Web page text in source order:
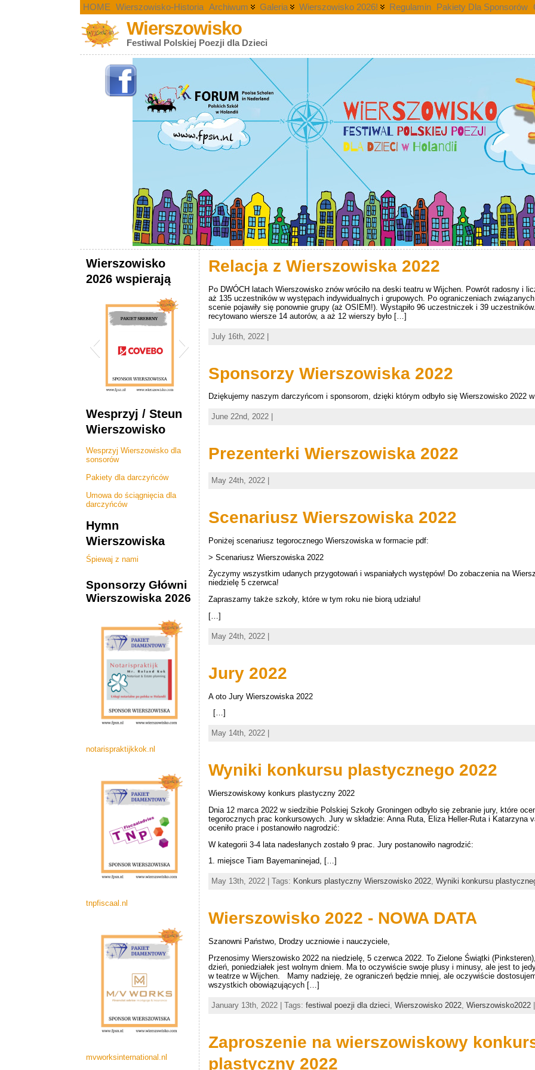
HOME Wierszowisko-Historia Archiwum Galeria Wierszowisko 2026! Regulamin Pakiety Dla Sponsorów
Wierszowisko
Festiwal Polskiej Poezji dla Dzieci
Wierszowisko
2026 wspierają
2026 Wierszowisko
Sponsor COVEBO
DE Hypotheek Shop
Tilburg
Efaktura.nl
JandB polskie
hurtownie
Ag Handamde
Rainbow Kids Animator
Sinnoh shop
Graphical Stroke
ABC Nederlands
Nova bouw knebel B.V.
Poolse Gezinnen
AB Midden Nederland
Notarispraktijk Mr.
Roland Kok
PSK bestratingen en
tuinaanleg
2026 Wierszowisko -
Zostań Sponsorem
TNP Fiscaal
M/V Works
Magdalena - Dental
Serce Polski
Wesprzyj / Steun
Wierszowisko
Wesprzyj Wierszowisko dla
sonsorów
Pakiety dla darczyńców
Umowa do ściągnięcia dla
darczyńców
Hymn
Wierszowiska
Śpiewaj z nami
Sponsorzy Główni
Wierszowiska 2026
notarispraktijkkok.nl
tnpfiscaal.nl
mvworksinternational.nl
Relacja z Wierszowiska 2022
Po DWÓCH latach Wierszowisko znów wróciło na deski teatru w Wijchen. Powrót radosny i
aż 135 uczestników w występach indywidualnych i grupowych. Po ograniczeniach
scenie pojawiły się ponownie grupy (aż OSIEM!). Wystąpiło 96 uczestniczek i 39
recytowano wiersze 14 autorów, a aż 12 wierszy było […]
July 16th, 2022 |
Sponsorzy Wierszowiska 2022
Dziękujemy naszym darczyńcom i sponsorom, dzięki którym odbyło się Wierszowisko 2022
June 22nd, 2022 |
Prezenterki Wierszowiska 2022
May 24th, 2022 |
Scenariusz Wierszowiska 2022
Poniżej scenariusz tegorocznego Wierszowiska w formacie pdf:
> Scenariusz Wierszowiska 2022
Życzymy wszystkim udanych przygotowań i wspaniałych występów! Do zobaczenia na
niedzielę 5 czerwca!
Zapraszamy także szkoły, które w tym roku nie biorą udziału!
[…]
May 24th, 2022 |
Jury 2022
A oto Jury Wierszowiska 2022
[…]
May 14th, 2022 |
Wyniki konkursu plastycznego 2022
Wierszowiskowy konkurs plastyczny 2022
Dnia 12 marca 2022 w siedzibie Polskiej Szkoły Groningen odbyło się zebranie jury, które
tegorocznych prac konkursowych. Jury w składzie: Anna Ruta, Eliza Heller-Ruta i Katarzyna
oceniło prace i postanowiło nagrodzić:
W kategorii 3-4 lata nadesłanych zostało 9 prac. Jury postanowiło nagrodzić:
1. miejsce Tiam Bayemaninejad, […]
May 13th, 2022 | Tags: Konkurs plastyczny Wierszowisko 2022,Wyniki konkursu
Wierszowisko 2022 - NOWA DATA
Szanowni Państwo, Drodzy uczniowie i nauczyciele,
Przenosimy Wierszowisko 2022 na niedzielę, 5 czerwca 2022. To Zielone Świątki
dzień, poniedziałek jest wolnym dniem. Ma to oczywiście swoje plusy i minusy, ale jest to
w teatrze w Wijchen. Mamy nadzieję, że ograniczeń będzie mniej, ale oczywiście
wszystkich obowiązujących […]
January 13th, 2022 | Tags:festiwal poezji dla dzieci ,Wierszowisko 2022 ,Wierszowisko2022 |
Zaproszenie na wierszowiskowy
plastyczny 2022